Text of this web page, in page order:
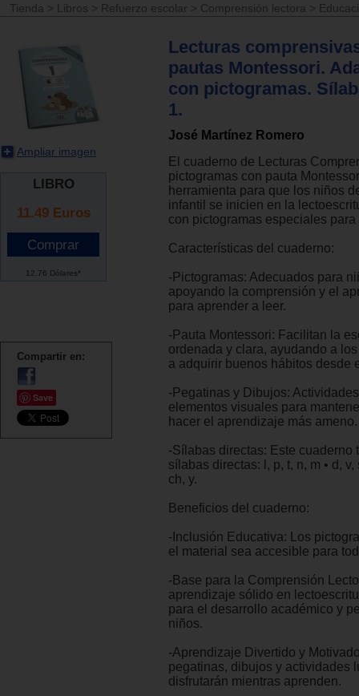
Tienda > Libros > Refuerzo escolar > Comprensión lectora >
Ampliar imagen
LIBRO
11.49 Euros
12.76 Dólares*
Compartir en:
Save
Lecturas
pautas Montessori.
con pictogramas.
1.
José Martínez Romero
El cuaderno de Lecturas
pictogramas con pauta
herramienta para que los niños
infantil se inicien en la
con pictogramas especiales
Características del cuaderno:
-Pictogramas: Adecuados para
apoyando la comprensión y el
para aprender a leer.
-Pauta Montessori: Facilitan la
ordenada y clara, ayudando a
a adquirir buenos hábitos desde
-Pegatinas y Dibujos:
elementos visuales para
hacer el aprendizaje más ameno.
-Sílabas directas: Este cuaderno
sílabas directas: l, p, t, n, m • d, v,
ch, y.
Beneficios del cuaderno:
-Inclusión Educativa: Los
el material sea accesible para
-Base para la Comprensión
aprendizaje sólido en
para el desarrollo académico y
niños.
-Aprendizaje Divertido y
pegatinas, dibujos y actividades
disfrutarán mientras aprenden.